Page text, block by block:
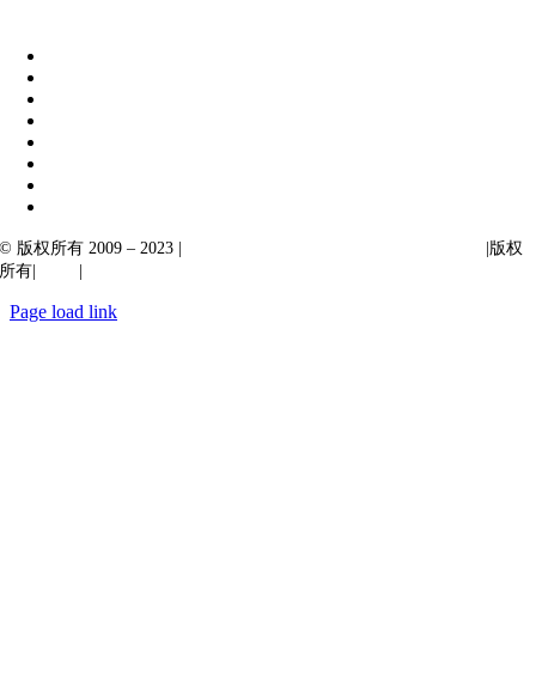
© 版权所有 2009 – 2023 |
|版权
所有|
|
Page load link